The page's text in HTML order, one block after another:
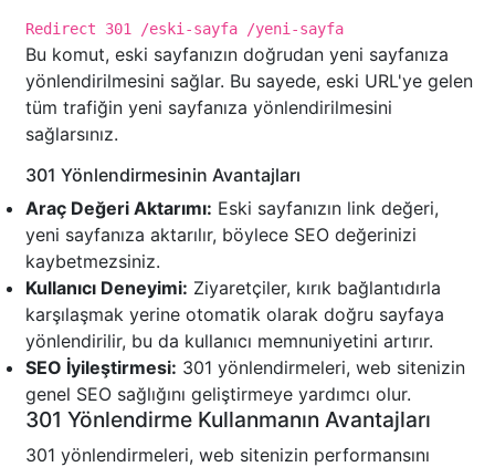
Redirect 301 /eski-sayfa /yeni-sayfa
Bu komut, eski sayfanızın doğrudan yeni sayfanıza
yönlendirilmesini sağlar. Bu sayede, eski URL'ye gelen
tüm trafiğin yeni sayfanıza yönlendirilmesini
sağlarsınız.
301 Yönlendirmesinin Avantajları
Araç Değeri Aktarımı: Eski sayfanızın link değeri,
yeni sayfanıza aktarılır, böylece SEO değerinizi
kaybetmezsiniz.
Kullanıcı Deneyimi: Ziyaretçiler, kırık bağlantıdırla
karşılaşmak yerine otomatik olarak doğru sayfaya
yönlendirilir, bu da kullanıcı memnuniyetini artırır.
SEO İyileştirmesi: 301 yönlendirmeleri, web sitenizin
genel SEO sağlığını geliştirmeye yardımcı olur.
301 Yönlendirme Kullanmanın Avantajları
301 yönlendirmeleri, web sitenizin performansını